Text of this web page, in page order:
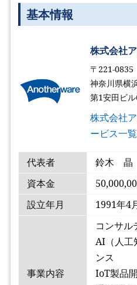
基本情報
株式会社
〒221-0835
神奈川県横
第1安田ビ
株式会社
ービス一
代表者
鈴木 晶
資本金
設立年月
1991年4
事業内容
コンサル
AI（人工
ンス
IoT製品